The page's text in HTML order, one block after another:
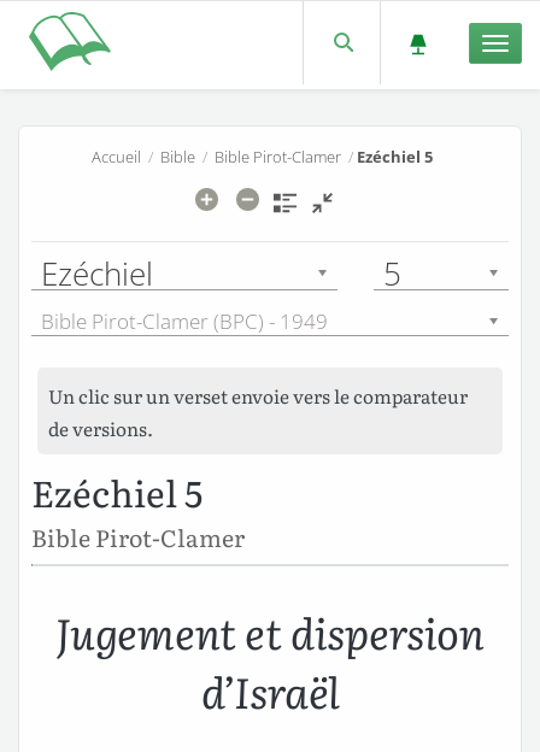
Accueil / Bible/ Bible Pirot-Clamer/ Ezéchiel 5
Ezéchiel 5
Bible Pirot-Clamer (BPC) - 1949
Un clic sur un verset envoie vers le comparateur
de versions.
Ezéchiel 5
Bible Pirot-Clamer
Jugement et dispersion
d’Israël